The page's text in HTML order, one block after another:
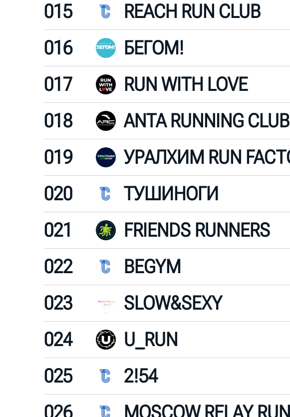
015
REACH RUN CLUB
016
БЕГОМ!
017
RUN WITH LOVE
018
ANTA RUNNING CLUB
019
020
ТУШИНОГИ
021
FRIENDS RUNNERS
022
BEGYM
023
SLOW&SEXY
024
U_RUN
025
2!54
026